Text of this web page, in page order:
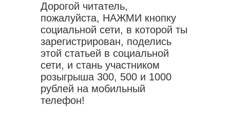
Дорогой читатель,
пожалуйста, НАЖМИ кнопку
социальной сети, в которой ты
зарегистрирован, поделись
этой статьей в социальной
сети, и стань участником
розыгрыша 300, 500 и 1000
рублей на мобильный
телефон!